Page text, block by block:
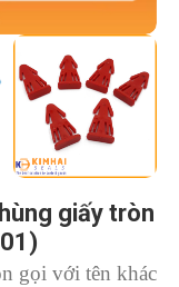
giấy tròn
gọi với tên khác